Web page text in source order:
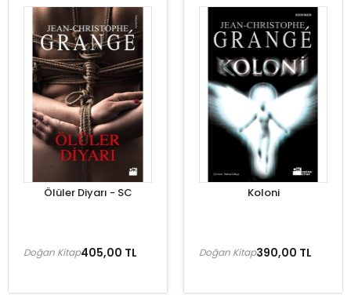
Ölüler Diyarı - SC
405,00 TL
Doğan Kitap
Koloni
390,00 TL
Doğan Kitap